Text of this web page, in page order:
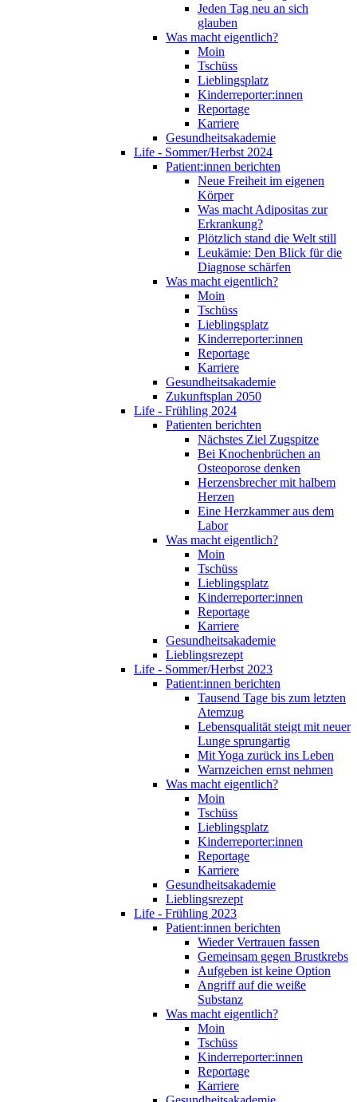
Jeden Tag neu an sich
glauben
Was macht eigentlich?
Moin
Tschüss
Lieblingsplatz
Kinderreporter:innen
Reportage
Karriere
Gesundheitsakademie
Life - Sommer/Herbst 2024
Patient:innen berichten
Neue Freiheit im eigenen
Körper
Was macht Adipositas zur
Erkrankung?
Plötzlich stand die Welt still
Leukämie: Den Blick für die
Diagnose schärfen
Was macht eigentlich?
Moin
Tschüss
Lieblingsplatz
Kinderreporter:innen
Reportage
Karriere
Gesundheitsakademie
Zukunftsplan 2050
Life - Frühling 2024
Patienten berichten
Nächstes Ziel Zugspitze
Bei Knochenbrüchen an
Osteoporose denken
Herzensbrecher mit halbem
Herzen
Eine Herzkammer aus dem
Labor
Was macht eigentlich?
Moin
Tschüss
Lieblingsplatz
Kinderreporter:innen
Reportage
Karriere
Gesundheitsakademie
Lieblingsrezept
Life - Sommer/Herbst 2023
Patient:innen berichten
Tausend Tage bis zum letzten
Atemzug
Lebensqualität steigt mit neuer
Lunge sprungartig
Mit Yoga zurück ins Leben
Warnzeichen ernst nehmen
Was macht eigentlich?
Moin
Tschüss
Lieblingsplatz
Kinderreporter:innen
Reportage
Karriere
Gesundheitsakademie
Lieblingsrezept
Life - Frühling 2023
Patient:innen berichten
Wieder Vertrauen fassen
Gemeinsam gegen Brustkrebs
Aufgeben ist keine Option
Angriff auf die weiße
Substanz
Was macht eigentlich?
Moin
Tschüss
Kinderreporter:innen
Reportage
Karriere